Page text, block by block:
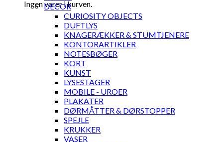
Ingen varer i kurven.
DECOR
CURIOSITY OBJECTS
DUFTLYS
KNAGERÆKKER & STUMTJENERE
KONTORARTIKLER
NOTESBØGER
KORT
KUNST
LYSESTAGER
MOBILE - UROER
PLAKATER
DØRMÅTTER & DØRSTOPPER
SPEJLE
KRUKKER
VASER